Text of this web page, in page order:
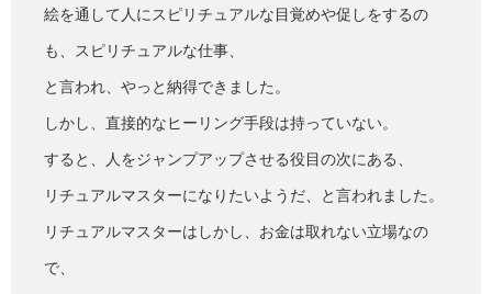
絵を通して人にスピリチュアルな目覚めや促しをするの
も、スピリチュアルな仕事、
と言われ、やっと納得できました。
しかし、直接的なヒーリング手段は持っていない。
すると、人をジャンプアップさせる役目の次にある、
リチュアルマスターになりたいようだ、と言われました。
リチュアルマスターはしかし、お金は取れない立場なの
で、